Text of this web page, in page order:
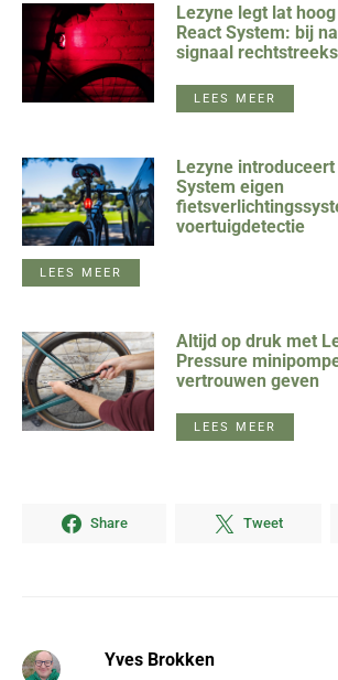
Lezyne legt lat
React System: bij
signaal
LEES MEER
Lezyne
System eigen
voertuigdetectie
LEES MEER
Altijd op druk met
Pressure
vertrouwen geven
LEES MEER
Share Tweet
Yves Brokken